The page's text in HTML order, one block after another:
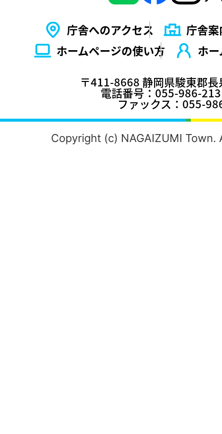
庁舎へのアクセス
庁舎案
ホームページの使い⽅
ホ
〒411-8668 静岡県駿東郡
電話番号：055-986-
ファックス：055-
Copyright (c) NAGAIZUMI Town.